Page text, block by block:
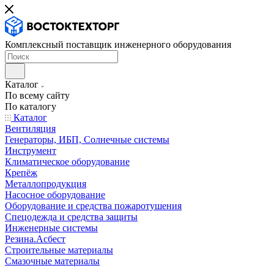
Комплексный поставщик инженерного оборудования
Каталог
По всему сайту
По каталогу
Каталог
Вентиляция
Генераторы, ИБП, Солнечные системы
Инструмент
Климатическое оборудование
Крепёж
Металлопродукция
Насосное оборудование
Оборудование и средства пожаротушения
Спецодежда и средства защиты
Инженерные системы
Резина.Асбест
Строительные материалы
Смазочные материалы